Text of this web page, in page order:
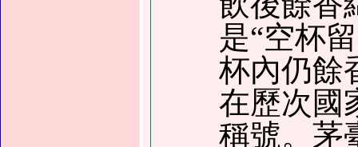
是“空杯
杯內仍餘
在歷次國
稱號。茅